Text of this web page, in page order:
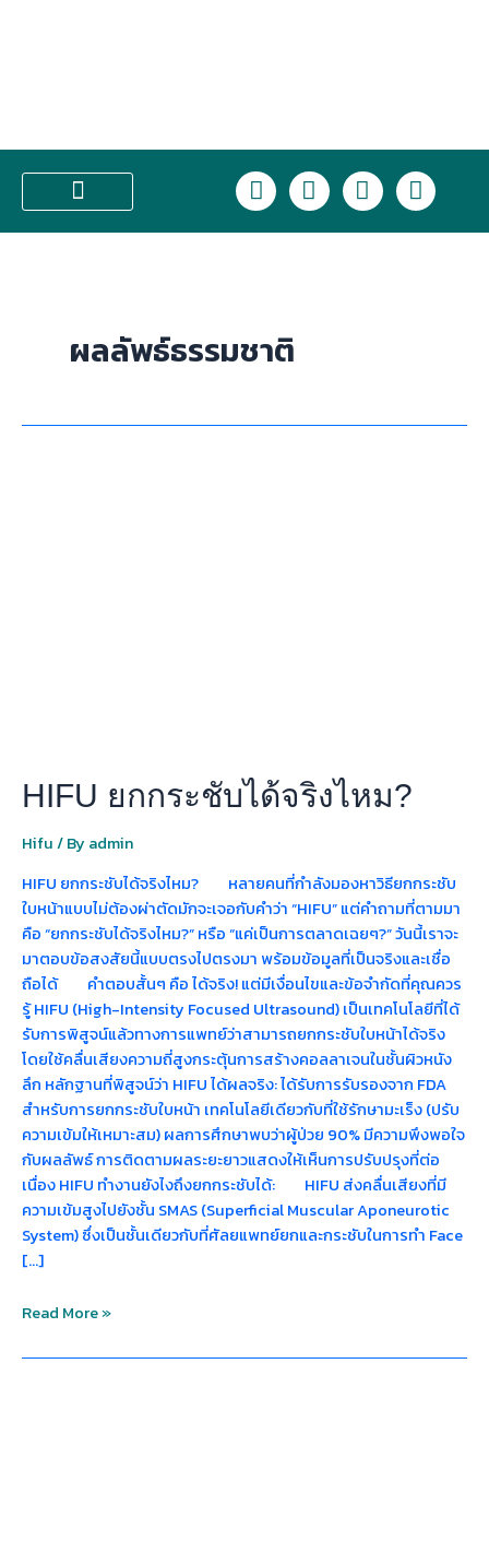
L
i
n
F
a
c
I
n
s
T
i
k
ผลลัพธ์ธรรมชาติ
HIFU ยกกระชับได้จริงไหม?
Hifu/ By admin
HIFU ยกกระชับได้จริงไหม? หลายคนที่กำลังมองหาวิธียกกระชับ
ใบหน้าแบบไม่ต้องผ่าตัดมักจะเจอกับคำว่า “HIFU” แต่คำถามที่ตามมา
คือ “ยกกระชับได้จริงไหม?” หรือ “แค่เป็นการตลาดเฉยๆ?” วันนี้เราจะ
มาตอบข้อสงสัยนี้แบบตรงไปตรงมา พร้อมข้อมูลที่เป็นจริงและเชื่อ
ถือได้ คำตอบสั้นๆ คือ ได้จริง! แต่มีเงื่อนไขและข้อจำกัดที่คุณควร
รู้ HIFU (High-Intensity Focused Ultrasound) เป็นเทคโนโลยีที่ได้
รับการพิสูจน์แล้วทางการแพทย์ว่าสามารถยกกระชับใบหน้าได้จริง
โดยใช้คลื่นเสียงความถี่สูงกระตุ้นการสร้างคอลลาเจนในชั้นผิวหนัง
ลึก หลักฐานที่พิสูจน์ว่า HIFU ได้ผลจริง: ได้รับการรับรองจาก FDA
สำหรับการยกกระชับใบหน้า เทคโนโลยีเดียวกับที่ใช้รักษามะเร็ง (ปรับ
ความเข้มให้เหมาะสม) ผลการศึกษาพบว่าผู้ป่วย 90% มีความพึงพอใจ
กับผลลัพธ์ การติดตามผลระยะยาวแสดงให้เห็นการปรับปรุงที่ต่อ
เนื่อง HIFU ทำงานยังไงถึงยกกระชับได้: HIFU ส่งคลื่นเสียงที่มี
ความเข้มสูงไปยังชั้น SMAS (Superficial Muscular Aponeurotic
System) ซึ่งเป็นชั้นเดียวกับที่ศัลยแพทย์ยกและกระชับในการทำ Face
[…]
Read More »